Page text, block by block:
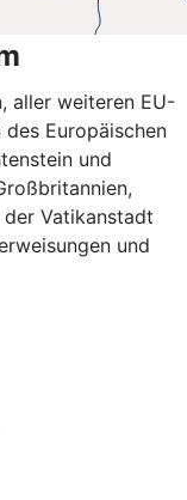
aller weiteren EU-
Europäischen
und
Vatikanstadt
und